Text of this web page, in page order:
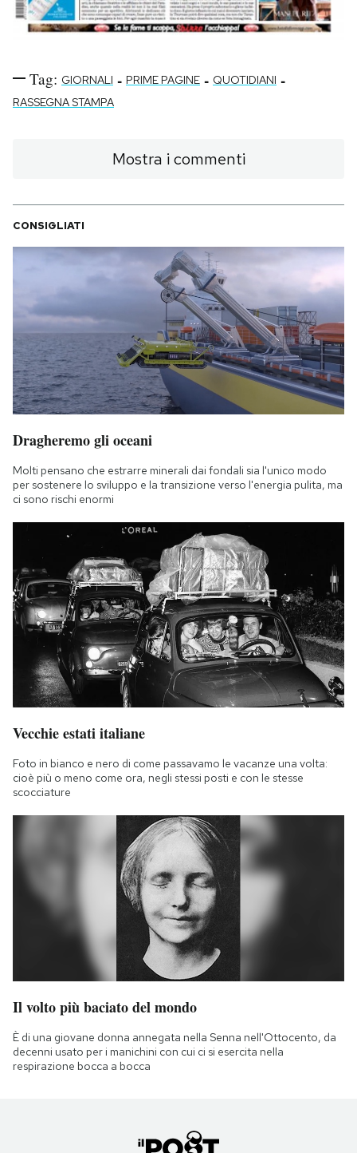
Tag: GIORNALI - PRIME PAGINE - QUOTIDIANI -
RASSEGNA STAMPA
Mostra i commenti
CONSIGLIATI
Dragheremo gli oceani
Molti pensano che estrarre minerali dai fondali sia l'unico modo
per sostenere lo sviluppo e la transizione verso l'energia pulita, ma
ci sono rischi enormi
Vecchie estati italiane
Foto in bianco e nero di come passavamo le vacanze una volta:
cioè più o meno come ora, negli stessi posti e con le stesse
scocciature
Il volto più baciato del mondo
È di una giovane donna annegata nella Senna nell'Ottocento, da
decenni usato per i manichini con cui ci si esercita nella
respirazione bocca a bocca